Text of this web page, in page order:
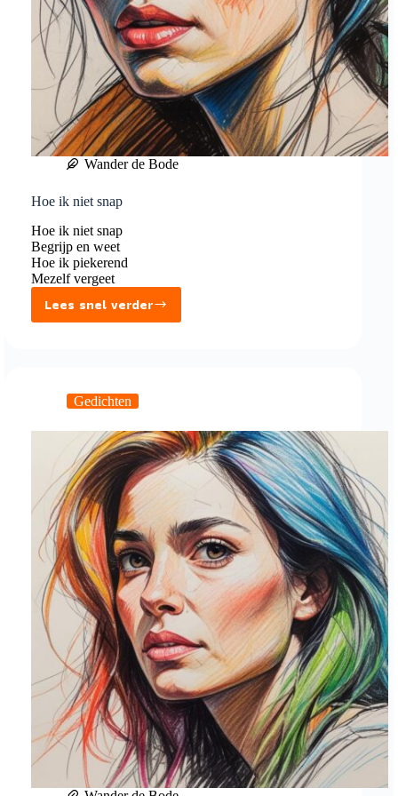
Wander de Bode
Hoe ik niet snap
Hoe ik niet snap
Begrijp en weet
Hoe ik piekerend
Mezelf vergeet
Lees snel verder
Hoe
Gedichten